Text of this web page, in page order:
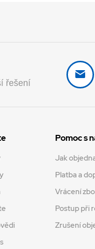
řešení
Pomoc s
Jak
Platba a
Vrácení
Postup při
Zrušení